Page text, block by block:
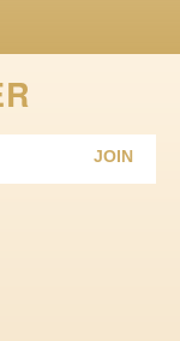
JOIN